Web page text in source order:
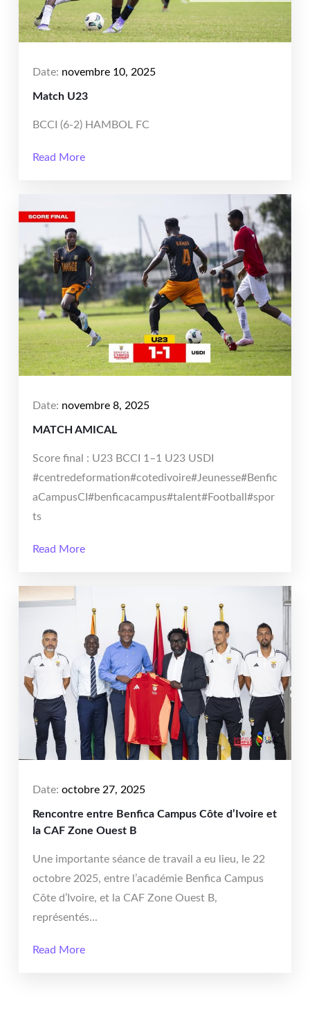
Date: novembre 10, 2025
Match U23
BCCI (6-2) HAMBOL FC
Read More
Date: novembre 8, 2025
MATCH AMICAL
Score final : U23 BCCI 1–1 U23 USDI
#centredeformation#cotedivoire#Jeunesse#Benfic
aCampusCI#benficacampus#talent#Football#spor
ts
Read More
Date: octobre 27, 2025
Rencontre entre Benfica Campus Côte d’Ivoire et
la CAF Zone Ouest B
Une importante séance de travail a eu lieu, le 22
octobre 2025, entre l’académie Benfica Campus
Côte d’Ivoire, et la CAF Zone Ouest B,
représentés...
Read More